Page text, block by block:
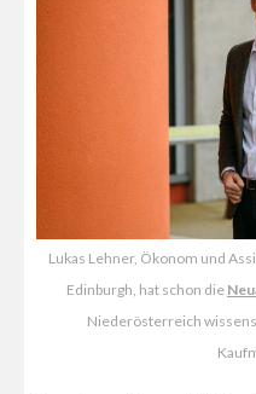
Lukas Lehner, Ökonom und
Edinburgh, hat schon die
Niederösterreich